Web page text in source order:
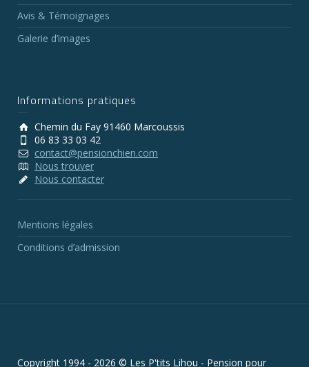
Avis & Témoignages
Galerie d’images
Informations pratiques
Chemin du Fay 91460 Marcoussis
06 83 33 03 42
contact@pensionchien.com
Nous trouver
Nous contacter
Mentions légales
Conditions d’admission
Copyright 1994 - 2026 © Les P'tits Lihou - Pension pour